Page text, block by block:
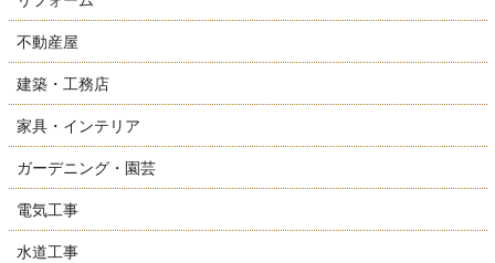
不動産屋
建築・工務店
家具・インテリア
ガーデニング・園芸
電気工事
水道工事